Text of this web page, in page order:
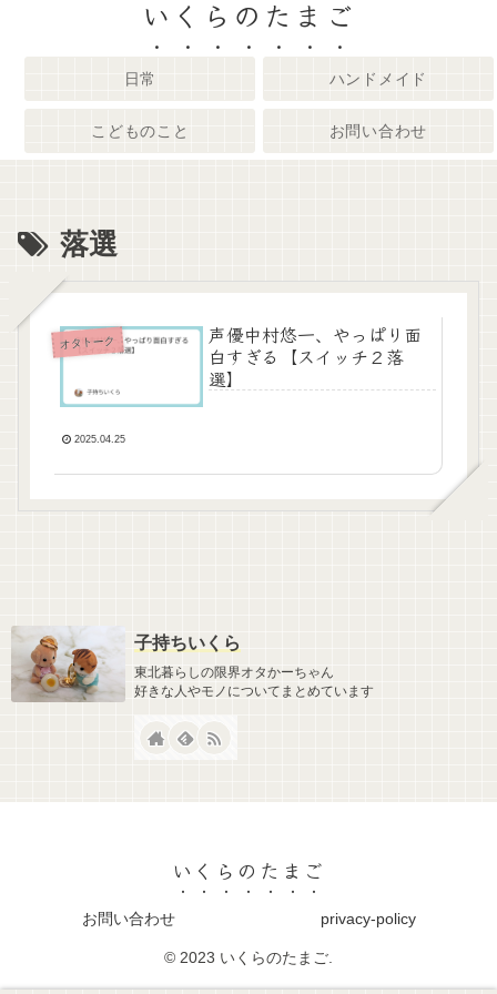
いくらのたまご
日常 ハンドメイド
こどものこと お問い合わせ
落選
オタトーク
声優中村悠一、やっぱり面
白すぎる【スイッチ２落
選】
2025.04.25
子持ちいくら
東北暮らしの限界オタかーちゃん
好きな人やモノについてまとめています
いくらのたまご
お問い合わせ privacy-policy
© 2023 いくらのたまご.